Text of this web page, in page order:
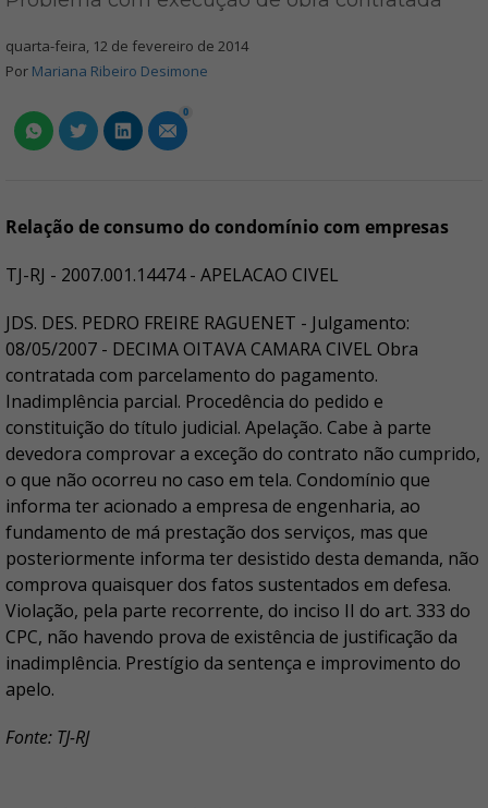
quarta-feira, 12 de fevereiro de 2014
Por Mariana Ribeiro Desimone
0
Relação de consumo do condomínio com empresas
TJ-RJ - 2007.001.14474 - APELACAO CIVEL
JDS. DES. PEDRO FREIRE RAGUENET - Julgamento:
08/05/2007 - DECIMA OITAVA CAMARA CIVEL Obra
contratada com parcelamento do pagamento.
Inadimplência parcial. Procedência do pedido e
constituição do título judicial. Apelação. Cabe à parte
devedora comprovar a exceção do contrato não cumprido,
o que não ocorreu no caso em tela. Condomínio que
informa ter acionado a empresa de engenharia, ao
fundamento de má prestação dos serviços, mas que
posteriormente informa ter desistido desta demanda, não
comprova quaisquer dos fatos sustentados em defesa.
Violação, pela parte recorrente, do inciso II do art. 333 do
CPC, não havendo prova de existência de justificação da
inadimplência. Prestígio da sentença e improvimento do
apelo.
Fonte: TJ-RJ